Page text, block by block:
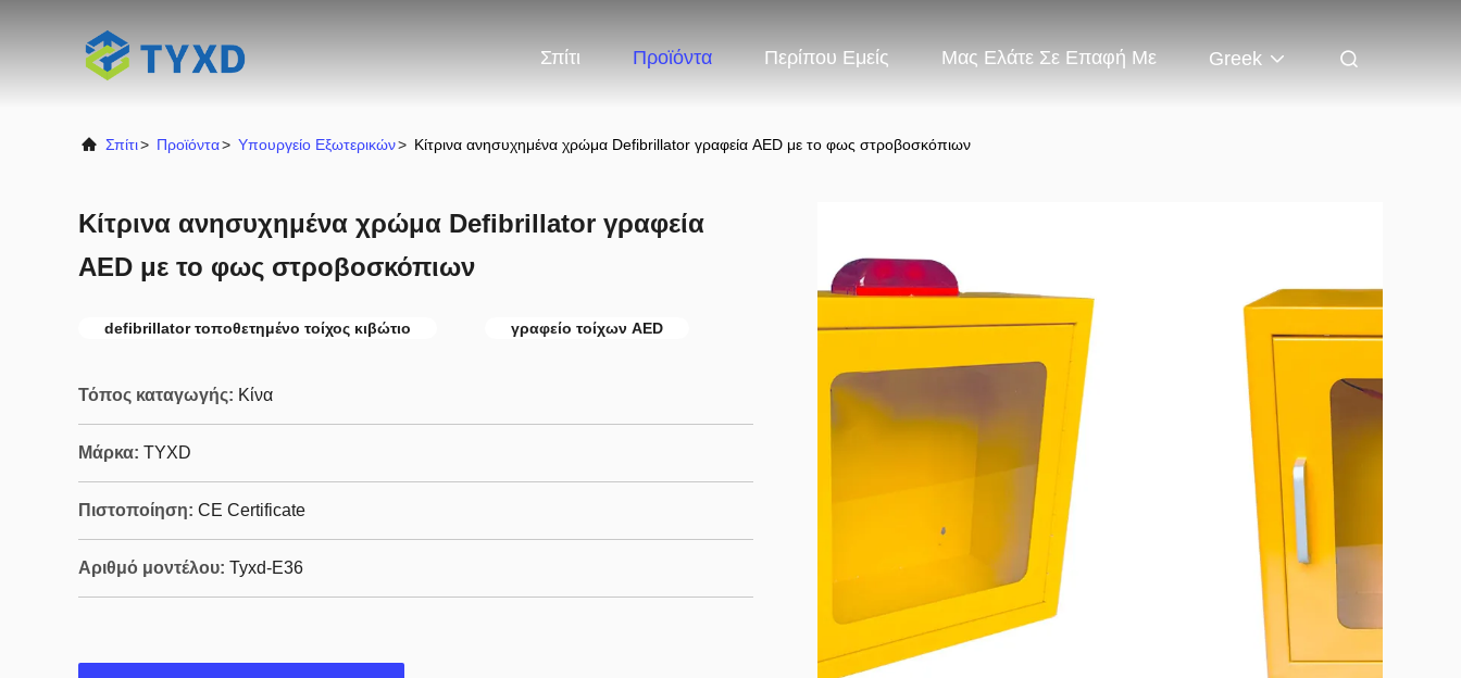
Σπίτι Προϊόντα Περίπου Εμείς Μας Ελάτε Σε Επαφή Με Greek
Σπίτι> Προϊόντα> Υπουργείο Εξωτερικών> Κίτρινα ανησυχημένα χρώμα Defibrillator γραφεία AED με το φως στροβοσκόπιων
Κίτρινα ανησυχημένα χρώμα Defibrillator γραφεία
AED με το φως στροβοσκόπιων
defibrillator τοποθετημένο τοίχος κιβώτιο γραφείο τοίχων AED
Τόπος καταγωγής: Κίνα
Μάρκα: TYXD
Πιστοποίηση: CE Certificate
Αριθμό μοντέλου: Tyxd-E36